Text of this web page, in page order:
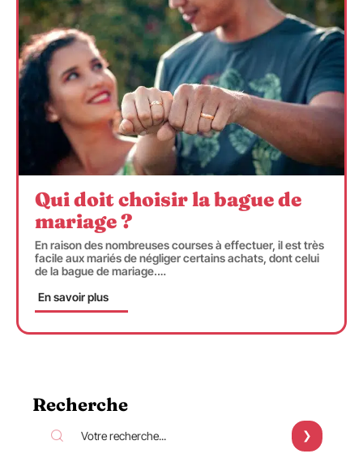
Qui doit choisir la bague de
mariage ?
En raison des nombreuses courses à effectuer, il est très
facile aux mariés de négliger certains achats, dont celui
de la bague de mariage.…
En savoir plus
Recherche